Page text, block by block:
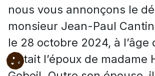
nous vous annonçons le
monsieur Jean-Paul
le 28 octobre 2024, à l’âge
Il était l’époux de madame